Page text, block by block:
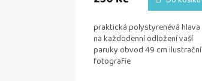
praktická polystyrenévá hlava
na každodenní odložení vaší
paruky obvod 49 cm ilustrační
fotografie